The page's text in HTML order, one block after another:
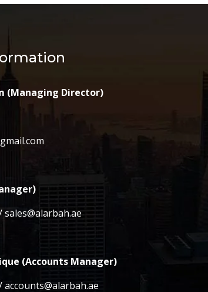
(Managing Director)
sales@alarbah.ae
(Accounts Manager)
accounts@alarbah.ae